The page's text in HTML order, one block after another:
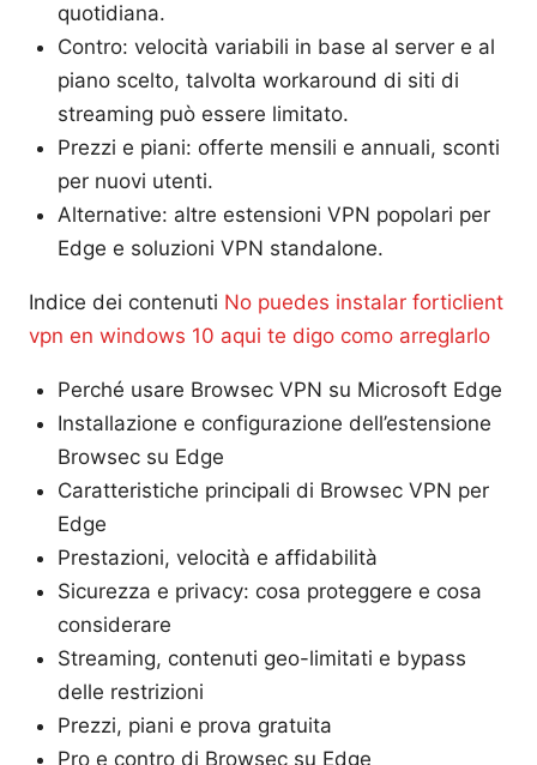
quotidiana.
Contro: velocità variabili in base al server e al
piano scelto, talvolta workaround di siti di
streaming può essere limitato.
Prezzi e piani: offerte mensili e annuali, sconti
per nuovi utenti.
Alternative: altre estensioni VPN popolari per
Edge e soluzioni VPN standalone.
Indice dei contenuti No puedes instalar forticlient
vpn en windows 10 aqui te digo como arreglarlo
Perché usare Browsec VPN su Microsoft Edge
Installazione e configurazione dell’estensione
Browsec su Edge
Caratteristiche principali di Browsec VPN per
Edge
Prestazioni, velocità e affidabilità
Sicurezza e privacy: cosa proteggere e cosa
considerare
Streaming, contenuti geo-limitati e bypass
delle restrizioni
Prezzi, piani e prova gratuita
Pro e contro di Browsec su Edge